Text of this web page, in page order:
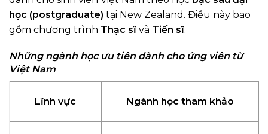
học (postgraduate) tại New Zealand. Điều này bao
gồm chương trình Thạc sĩ và Tiến sĩ.
Những ngành học ưu tiên dành cho ứng viên từ
Việt Nam
Lĩnh vực Ngành học tham khảo